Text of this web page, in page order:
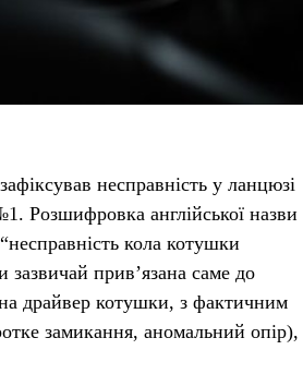
несправність у ланцюзі
Розшифровка англійської назви
кола котушки
прив’язана саме до
драйвер котушки, з фактичним
замикання, аномальний опір),